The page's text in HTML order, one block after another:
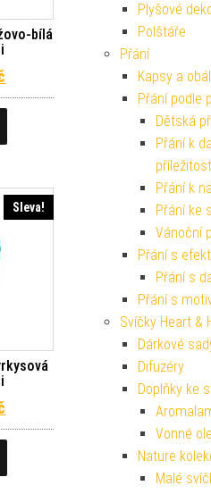
bílá
cena byla: 39 Kč.
Aktuální cena je: 19 Kč.
Sleva!
cena byla: 39 Kč.
Aktuální cena je: 19 Kč.
Plyšové
Polštáře
Přání
Kapsy a
Přání podle
Dětská
Přání k
Přání k
Přání ke
Vánoční
Přání s
Přání s
Přání s
Svíčky Heart &
Dárkové
Difuzéry
Doplňky ke
Vonné
Nature
Malé